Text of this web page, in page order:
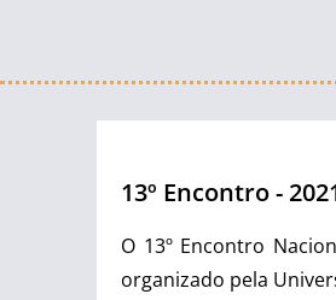
13º Encontro -
O 13º Encontro
organizado pela